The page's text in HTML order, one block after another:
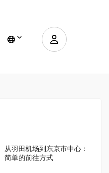
从羽田机场到东京市中心：
简单的前往方式